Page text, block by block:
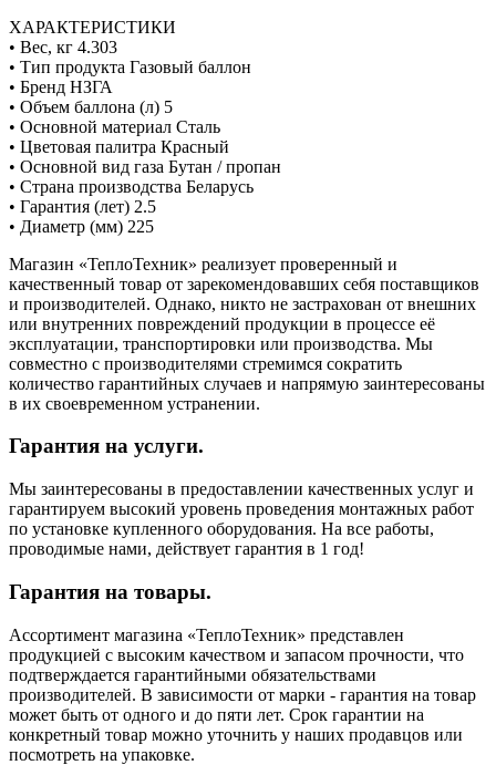
ХАРАКТЕРИСТИКИ
• Вес, кг 4.303
• Тип продукта Газовый баллон
• Бренд НЗГА
• Объем баллона (л) 5
• Основной материал Сталь
• Цветовая палитра Красный
• Основной вид газа Бутан / пропан
• Страна производства Беларусь
• Гарантия (лет) 2.5
• Диаметр (мм) 225
Магазин «ТеплоТехник» реализует проверенный и
качественный товар от зарекомендовавших себя поставщиков
и производителей. Однако, никто не застрахован от внешних
или внутренних повреждений продукции в процессе её
эксплуатации, транспортировки или производства. Мы
совместно с производителями стремимся сократить
количество гарантийных случаев и напрямую заинтересованы
в их своевременном устранении.
Гарантия на услуги.
Мы заинтересованы в предоставлении качественных услуг и
гарантируем высокий уровень проведения монтажных работ
по установке купленного оборудования. На все работы,
проводимые нами, действует гарантия в 1 год!
Гарантия на товары.
Ассортимент магазина «ТеплоТехник» представлен
продукцией с высоким качеством и запасом прочности, что
подтверждается гарантийными обязательствами
производителей. В зависимости от марки - гарантия на товар
может быть от одного и до пяти лет. Срок гарантии на
конкретный товар можно уточнить у наших продавцов или
посмотреть на упаковке.